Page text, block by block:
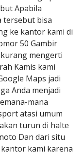
Apabila
tersebut bisa
ke kantor kami di
50 Gambir
mengerti
Kamis kami
Maps jadi
Anda menjadi
mana
atasi umum
turun di halte
Dan dari situ
kami karena